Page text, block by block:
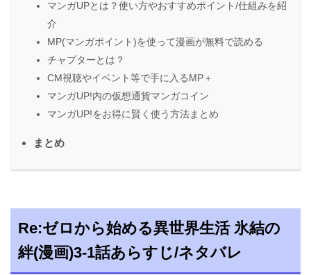
マンガUPとは？使い方やおすすめポイント/仕組みを紹
介
MP(マンガポイント)を使って漫画が無料で読める
チャプターとは？
CM視聴やイベント等で手に入るMP＋
マンガUP!内の仮想通貨マンガコイン
マンガUP!をお得に賢く使う方法まとめ
まとめ
Re:ゼロから始める異世界生活 氷結の
絆(漫画)3-1話あらすじ/ネタバレ